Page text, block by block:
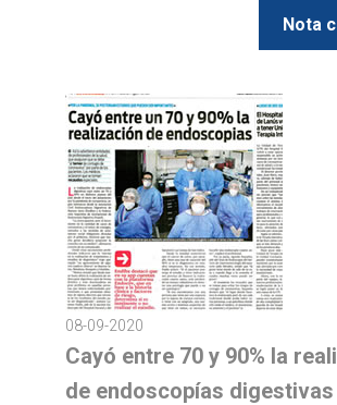
Nota
08-09-2020
Cayó entre 70 y 90% la
de endoscopías